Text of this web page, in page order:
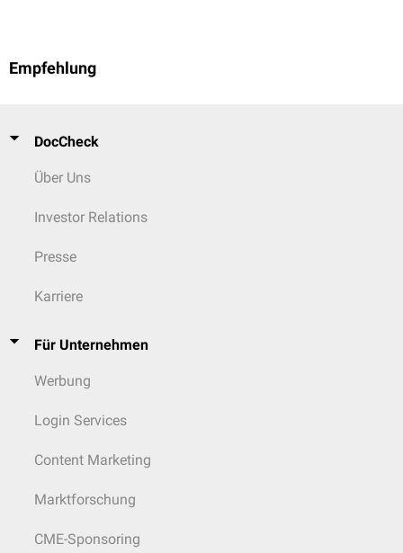
Empfehlung
DocCheck
Über Uns
Investor Relations
Presse
Karriere
Für Unternehmen
Werbung
Login Services
Content Marketing
Marktforschung
CME-Sponsoring